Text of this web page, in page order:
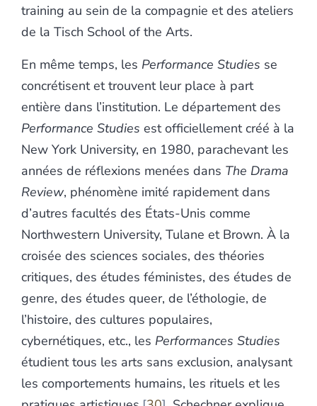
training au sein de la compagnie et des ateliers
de la Tisch School of the Arts.
En même temps, les Performance Studies se
concrétisent et trouvent leur place à part
entière dans l’institution. Le département des
Performance Studies est officiellement créé à la
New York University, en 1980, parachevant les
années de réflexions menées dans The Drama
Review, phénomène imité rapidement dans
d’autres facultés des États-Unis comme
Northwestern University, Tulane et Brown. À la
croisée des sciences sociales, des théories
critiques, des études féministes, des études de
genre, des études queer, de l’éthologie, de
l’histoire, des cultures populaires,
cybernétiques, etc., les Performances Studies
étudient tous les arts sans exclusion, analysant
les comportements humains, les rituels et les